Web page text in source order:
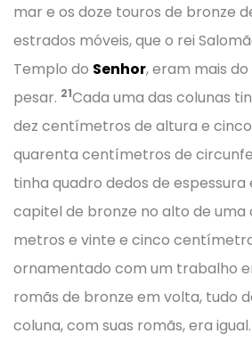
mar e os doze touros de bronze
estrados móveis, que o rei
Templo do Senhor, eram mais
pesar. 21Cada uma das colunas
dez centímetros de altura e
quarenta centímetros de
tinha quadro dedos de espessura
capitel de bronze no alto de uma
metros e vinte e cinco
ornamentado com um trabalho
romãs de bronze em volta, tudo
coluna, com suas romãs, era igual.